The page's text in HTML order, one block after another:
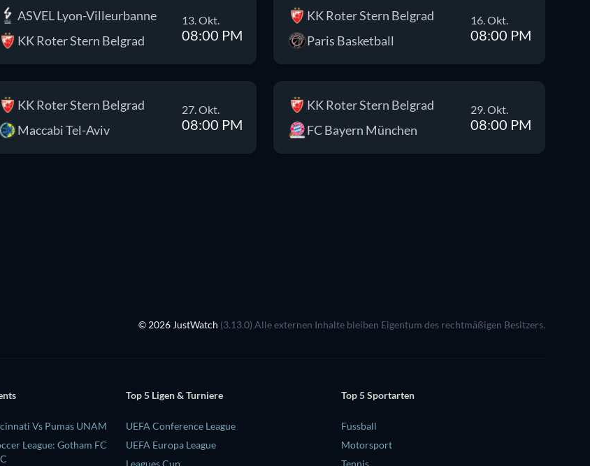
ASVEL Lyon-Villeurbanne
KK Roter Stern Belgrad
13. Okt.
08:00 PM
KK Roter Stern Belgrad
Paris Basketball
16. Okt.
08:00 PM
KK Roter Stern Belgrad
Maccabi Tel-Aviv
27. Okt.
08:00 PM
KK Roter Stern Belgrad
FC Bayern München
29. Okt.
08:00 PM
© 2026 JustWatch (3.13.0) Alle externen Inhalte bleiben Eigentum des rechtmäßigen Besitzers.
Vs Pumas UNAM
League: Gotham FC
Top 5 Ligen & Turniere
UEFA Conference League
UEFA Europa League
Leagues Cup
Top 5 Sportarten
Fussball
Motorsport
Tennis